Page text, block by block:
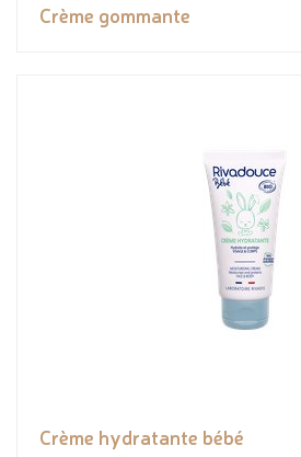
Crème gommante
Crème hydratante bébé